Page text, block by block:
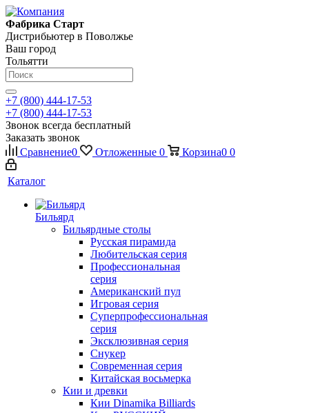
Фабрика Старт
Дистрибьютер в Поволжье
Ваш город
Тольятти
+7 (800) 444-17-53
+7 (800) 444-17-53
Звонок всегда бесплатный
Заказать звонок
Сравнение0 Отложенные 0 Корзина0 0
Каталог
Бильярд
Бильярдные столы
Русская пирамида
Любительская серия
Профессиональная
серия
Американский пул
Игровая серия
Суперпрофессиональная
серия
Эксклюзивная серия
Снукер
Современная серия
Китайская восьмерка
Кии и древки
Кии Dinamika Billiards